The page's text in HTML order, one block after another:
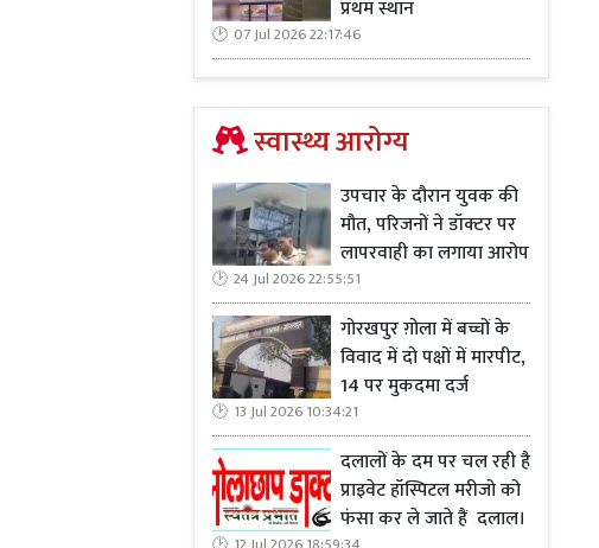
प्रथम स्थान
07 Jul 2026 22:17:46
स्वास्थ्य आरोग्य
उपचार के दौरान युवक की
मौत, परिजनों ने डॉक्टर पर
लापरवाही का लगाया आरोप
24 Jul 2026 22:55:51
गोरखपुर ग़ोला में बच्चों के
विवाद में दो पक्षों में मारपीट,
14 पर मुकदमा दर्ज
13 Jul 2026 10:34:21
दलालों के दम पर चल रही है
प्राइवेट हॉस्पिटल मरीजो को
फंसा कर ले जाते हैं दलाल।